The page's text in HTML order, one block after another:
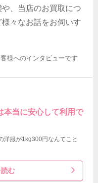
、当店のお買取につ
々なお話をお伺いす
様へのインタビューです
本当に安心して利用で
洋服が1kg300円なんてこと
む